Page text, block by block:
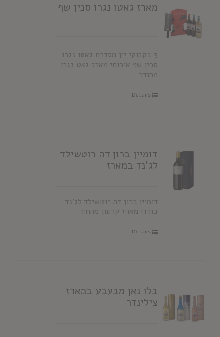
מארז גאטו נגרו סכין שף
3 בקבוקי יין מסדרת גאטו נגרו
סכין שף איכותי מארז גאט נגרו
מהודר
Details
דומיין ברון דה רוטשילד
לג'נד במארז
דומיין ברון דה רוטשילד לג'נד
בורדו מארז קרטון מהודר
Details
בלו נאן מבעבע במארז
צילינדר